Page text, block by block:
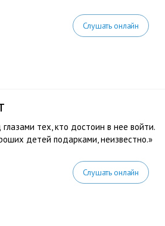
Слушать онлайн
тех, кто достоин в нее войти.
детей подарками, неизвестно.»
Слушать онлайн